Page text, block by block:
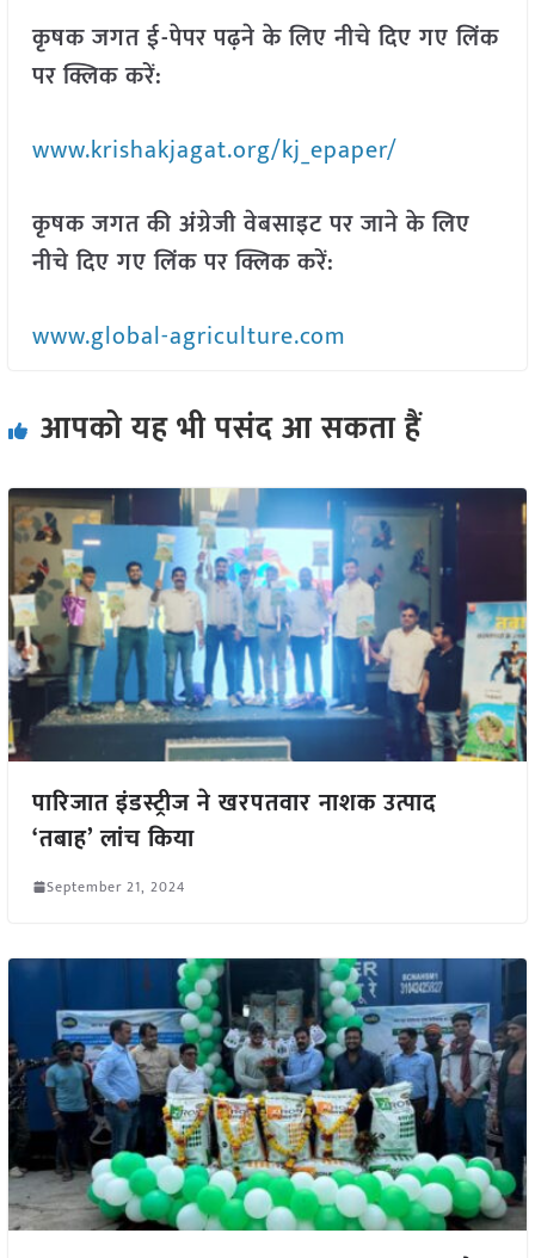
कृषक जगत ई-पेपर पढ़ने के लिए नीचे दिए गए लिंक
पर क्लिक करें:
www.krishakjagat.org/kj_epaper/
कृषक जगत की अंग्रेजी वेबसाइट पर जाने के लिए
नीचे दिए गए लिंक पर क्लिक करें:
www.global-agriculture.com
आपको यह भी पसंद आ सकता हैं
पारिजात इंडस्ट्रीज ने खरपतवार नाशक उत्पाद
‘तबाह’ लांच किया
September 21, 2024